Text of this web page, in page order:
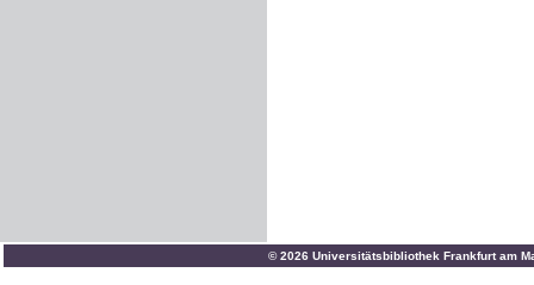
© 2026 Universitätsbibliothek Frankfurt am